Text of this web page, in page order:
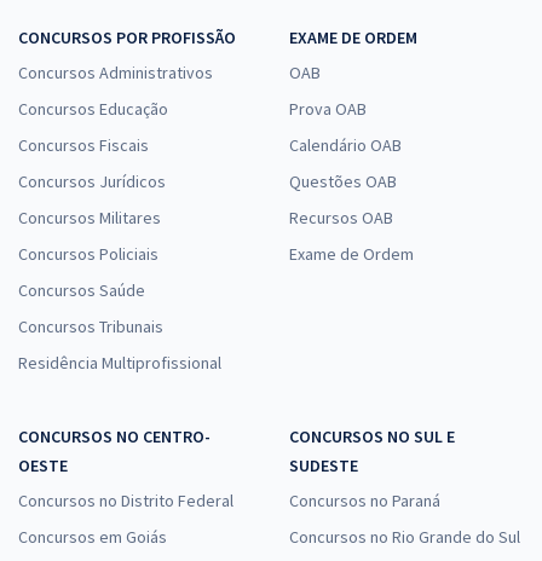
CONCURSOS POR PROFISSÃO
Concursos Administrativos
Concursos Educação
Concursos Fiscais
Concursos Jurídicos
Concursos Militares
Concursos Policiais
Concursos Saúde
Concursos Tribunais
Residência Multiprofissional
EXAME DE ORDEM
OAB
Prova OAB
Calendário OAB
Questões OAB
Recursos OAB
Exame de Ordem
CONCURSOS NO CENTRO-
OESTE
Concursos no Distrito Federal
Concursos em Goiás
CONCURSOS NO SUL E
SUDESTE
Concursos no Paraná
Concursos no Rio Grande do Sul